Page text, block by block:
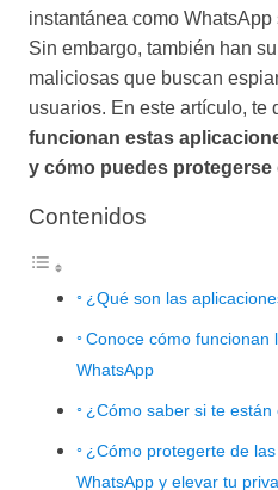
instantánea como
Sin embargo, también han
maliciosas que buscan
usuarios. En este artículo, te
funcionan estas
y cómo puedes protegerse
Contenidos
¿Qué son las
Conoce cómo funcionan
WhatsApp
¿Cómo saber si te
¿Cómo protegerte de
WhatsApp y elevar tu